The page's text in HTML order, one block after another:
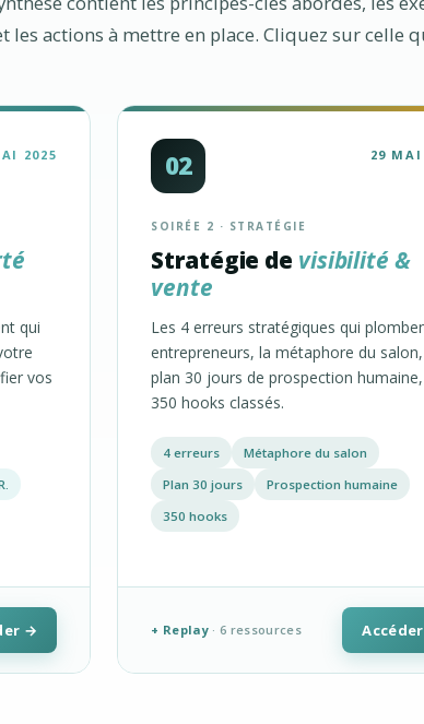
les actions à mettre en place. Cliquez sur celle
2025
qui
vos
→
02 29 MAI
SOIRÉE 2 · STRATÉGIE
Stratégie de visibilité &
vente
Les 4 erreurs stratégiques qui
entrepreneurs, la métaphore du
plan 30 jours de prospection
350 hooks classés.
4 erreurs
Métaphore du salon
Plan 30 jours
Prospection humaine
350 hooks
+ Replay· 6 ressources